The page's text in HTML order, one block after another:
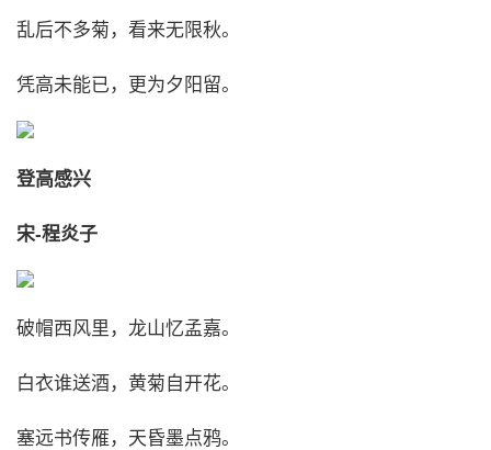
乱后不多菊，看来无限秋。
凭高未能已，更为夕阳留。
登高感兴
宋-程炎子
破帽西风里，龙山忆孟嘉。
白衣谁送酒，黄菊自开花。
塞远书传雁，天昏墨点鸦。